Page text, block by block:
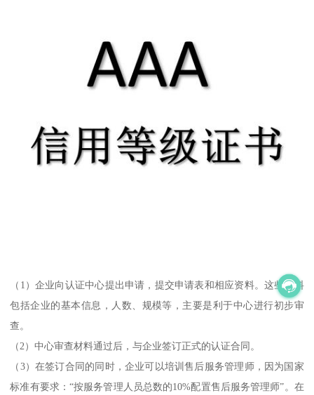
（1）企业向认证中心提出申请，提交申请表和相应资料。这些资料
包括企业的基本信息，人数、规模等，主要是利于中心进行初步审
查。
（2）中心审查材料通过后，与企业签订正式的认证合同。
（3）在签订合同的同时，企业可以培训售后服务管理师，因为国家
标准有要求：“按服务管理人员总数的10%配置售后服务管理师”。在